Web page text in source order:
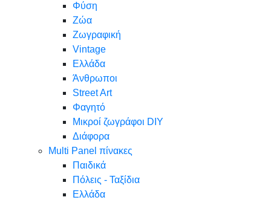
Φύση
Ζώα
Ζωγραφική
Vintage
Ελλάδα
Άνθρωποι
Street Art
Φαγητό
Μικροί ζωγράφοι DIY
Διάφορα
Multi Panel πίνακες
Παιδικά
Πόλεις - Ταξίδια
Ελλάδα